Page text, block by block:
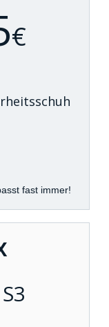
€
fast immer!